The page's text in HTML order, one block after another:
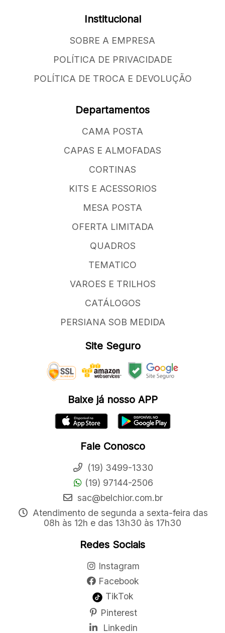
Institucional
SOBRE A EMPRESA
POLÍTICA DE PRIVACIDADE
POLÍTICA DE TROCA E DEVOLUÇÃO
Departamentos
CAMA POSTA
CAPAS E ALMOFADAS
CORTINAS
KITS E ACESSORIOS
MESA POSTA
OFERTA LIMITADA
QUADROS
TEMATICO
VAROES E TRILHOS
CATÁLOGOS
PERSIANA SOB MEDIDA
Site Seguro
Baixe já nosso APP
Fale Conosco
(19) 3499-1330
(19) 97144-2506
sac@belchior.com.br
Atendimento de segunda a sexta-feira das
08h às 12h e das 13h30 às 17h30
Redes Sociais
Instagram
Facebook
TikTok
Pinterest
Linkedin